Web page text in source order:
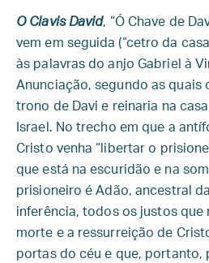
O Clavis David, “Ó Chave de
vem em seguida (“cetro da
às palavras do anjo Gabriel à
Anunciação, segundo as quais
trono de Davi e reinaria na
Israel. No trecho em que a
Cristo venha “libertar o
que está na escuridão e na
prisioneiro é Adão, ancestral
inferência, todos os justos que
morte e a ressurreição de
portas do céu e que, portanto,